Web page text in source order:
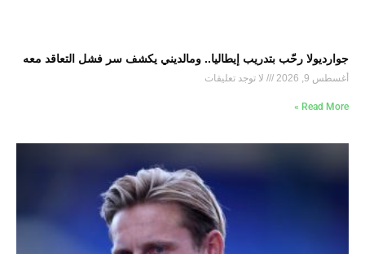
جوارديولا رحّب بتدريب إيطاليا.. ومالديني يكشف سر فشل التعاقد معه
أغسطس 9, 2026 لا توجد تعليقات
Read More »